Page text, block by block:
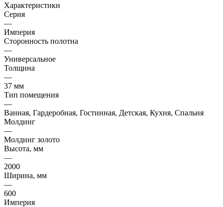
Характеристики
Серия
—
Империя
Сторонность полотна
—
Универсальное
Толщина
—
37 мм
Тип помещения
—
Ванная, Гардеробная, Гостинная, Детская, Кухня, Спальня
Молдинг
—
Молдинг золото
Высота, мм
—
2000
Ширина, мм
—
600
Империя